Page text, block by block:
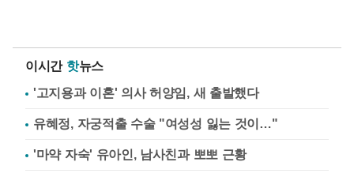
이시간 핫뉴스
'고지용과 이혼' 의사 허양임, 새 출발했다
유혜정, 자궁적출 수술 "여성성 잃는 것이…"
'마약 자숙' 유아인, 남사친과 뽀뽀 근황